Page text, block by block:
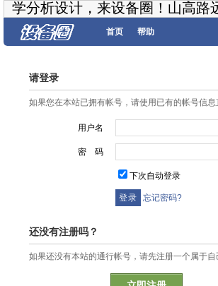
学分析设计，来设备圈！山高路
首页 帮助
请登录
如果您在本站已拥有帐号，请使用已有的帐号信
用户名
密 码
下次自动登录
忘记密码?
还没有注册吗？
如果还没有本站的通行帐号，请先注册一个属于自